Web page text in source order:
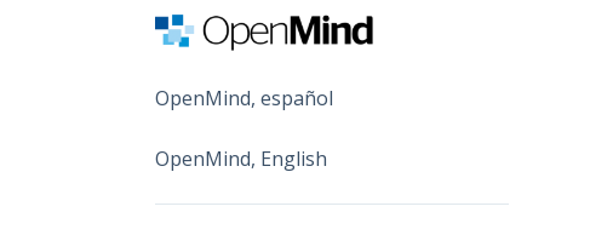
OpenMind, español
OpenMind, English